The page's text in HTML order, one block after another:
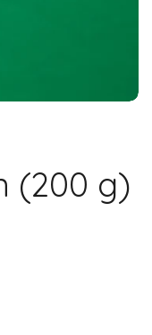
(200 g)